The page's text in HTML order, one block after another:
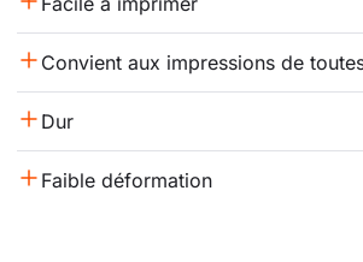
Convient aux impressions de
Dur
Faible déformation